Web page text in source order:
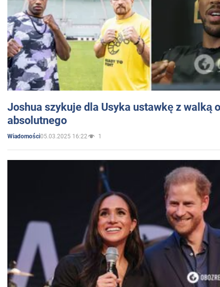
Joshua szykuje dla Usyka ustawkę z walką
absolutnego
Wiadomości05.03.2025 16:22 1